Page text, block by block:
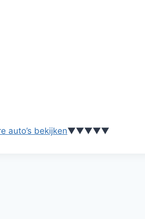
auto’s bekijken▼▼▼▼▼